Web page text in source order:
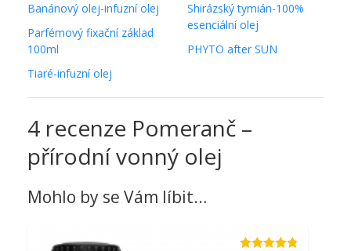
Banánový olej-infuzní olej
Parfémový fixační základ
100ml
Tiaré-infuzní olej
Shirázský tymián-100%
esenciální olej
PHYTO after SUN
4 recenze Pomeranč –
přírodní vonný olej
Mohlo by se Vám líbit…